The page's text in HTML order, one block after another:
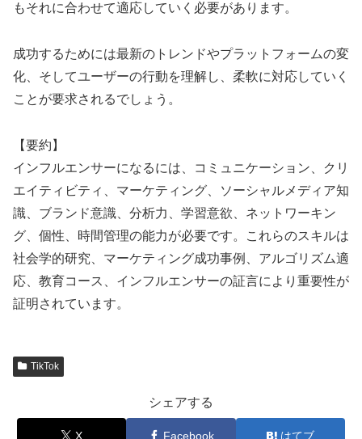
もそれに合わせて適応していく必要があります。
成功するためには最新のトレンドやプラットフォームの変
化、そしてユーザーの行動を理解し、柔軟に対応していく
ことが要求されるでしょう。
【要約】
インフルエンサーになるには、コミュニケーション、クリ
エイティビティ、マーケティング、ソーシャルメディア知
識、ブランド意識、分析力、学習意欲、ネットワーキン
グ、個性、時間管理の能力が必要です。これらのスキルは
社会学的研究、マーケティング成功事例、アルゴリズム適
応、教育コース、インフルエンサーの証言により重要性が
証明されています。
TikTok
シェアする
X Facebook はてブ